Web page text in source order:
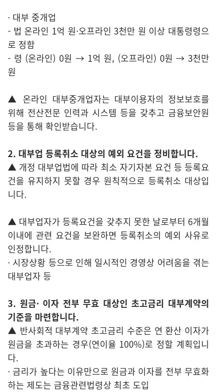
· 대부 중개업
- 법 온라인 1억 원·오프라인 3천만 원 이상 대통령령으
로 정함
- 령 (온라인) 0원 → 1억 원, (오프라인) 0원 → 3천만
원
▲ 온라인 대부중개업자는 대부이용자의 정보보호를
위해 전산전문 인력과 시스템 등을 갖추고 금융보안원
등을 통해 확인받습니다.
2. 대부업 등록취소 대상의 예외 요건을 정비합니다.
▲ 개정 대부업법에 따라 최소 자기자본 요건 등 등록요
건을 유지하지 못할 경우 원칙적으로 등록취소 대상입
니다.
▲ 대부업자가 등록요건을 갖추지 못한 날로부터 6개월
이내에 관련 요건을 보완하면 등록취소의 예외 사유로
인정합니다.
· 시장상황 등으로 인해 일시적인 경영상 어려움을 겪는
대부업자 등
3. 원금· 이자 전부 무효 대상인 초고금리 대부계약의
기준을 마련합니다.
▲ 반사회적 대부계약 초고금리 수준은 연 환산 이자가
원금을 초과하는 경우(연이율 100%)로 정할 계획입니
다.
· 금리가 높다는 이유만으로 원금과 이자를 전부 무효화
하는 제도는 금융관련법령상 최초 도입